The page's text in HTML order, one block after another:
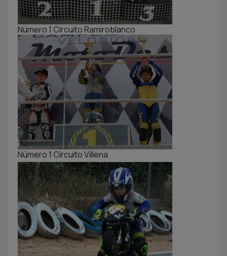
Número 1 Circuito Ramiroblanco
Número 1 Circuito Villena